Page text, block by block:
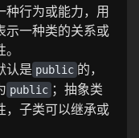
种行为或能力，用
示一种类的关系或
认是 public 的，
public ；抽象类
，子类可以继承或